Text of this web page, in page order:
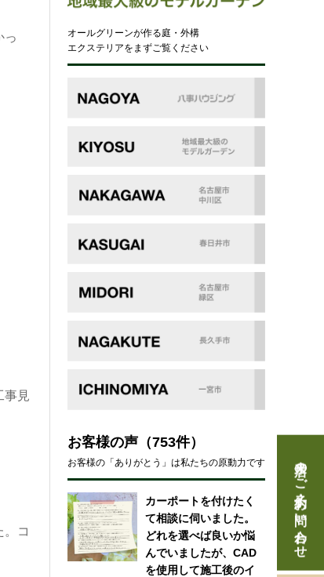
っ
事見
コ
オールグリーンが作る庭・外構
エクステリアをまずご覧ください
お客様の声 （753件）
お客様の「ありがとう」は私たちの原動力です
カーポートを付けたく
て相談に伺いました。
どれを選べば良いか悩
んでいましたが、CAD
を使用して施工後のイ
来店のご予約・お問い合わせ